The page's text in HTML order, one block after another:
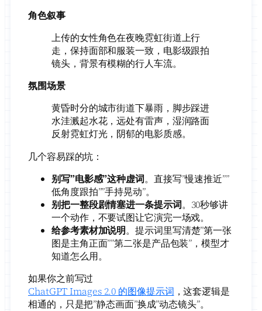
角色叙事
上传的女性角色在夜晚霓虹街道上行
走，保持面部和服装一致，电影级跟拍
镜头，背景有模糊的行人车流。
氛围场景
黄昏时分的城市街道下暴雨，脚步踩进
水洼溅起水花，远处有雷声，湿润路面
反射霓虹灯光，阴郁的电影质感。
几个容易踩的坑：
别写”电影感”这种虚词。直接写”慢速推近””
低角度跟拍””手持晃动”。
别把一整段剧情塞进一条提示词。30秒够讲
一个动作，不要试图让它演完一场戏。
给参考素材加说明。提示词里写清楚”第一张
图是主角正面””第二张是产品包装”，模型才
知道怎么用。
如果你之前写过
ChatGPT Images 2.0 的图像提示词 ，这套逻辑是
相通的，只是把”静态画面”换成”动态镜头”。